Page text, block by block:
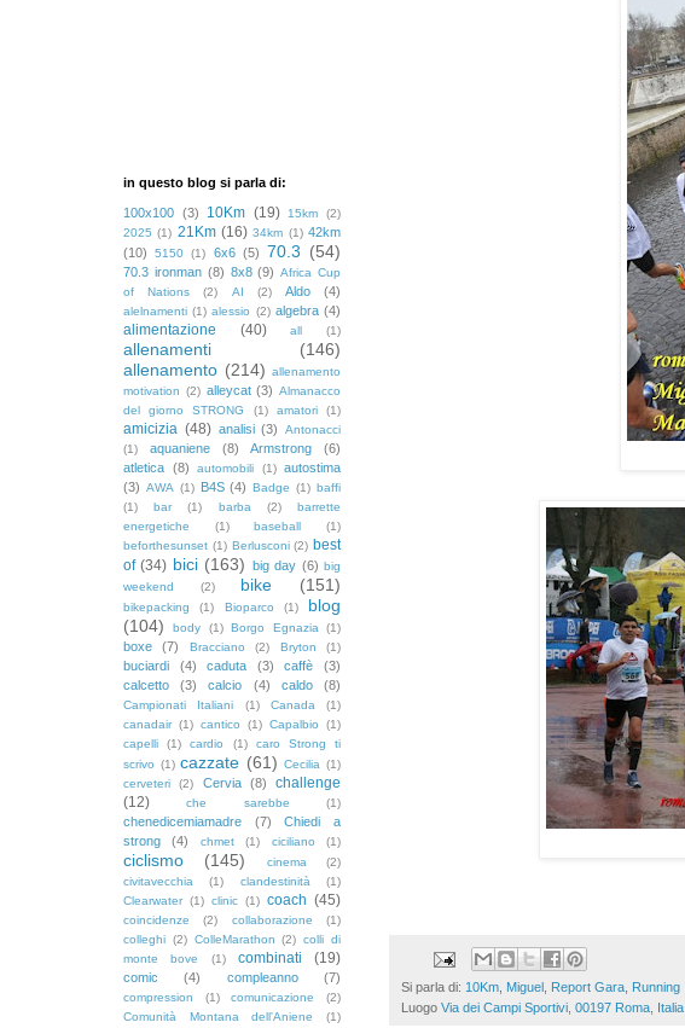
Si parla di: 10Km Miguel Report Gara
Running
Luogo Via dei Campi Sportivi, 00197 Roma, Italia
in questo blog si parla di:
100x100 (3) 10Km (19) 15km
(2)
2025 (1) 21Km (16) 34km (1) 42km
(10)
5150 (1) 6x6 (5) 70.3 (54)
70.3 ironman (8) 8x8 (9) Africa Cup
of Nations
(2) AI (2) Aldo (4)
alelnamenti (1) alessio (2) algebra (4)
alimentazione (40) all (1)
allenamenti
(146)
allenamento (214) allenamento
motivation (2) alleycat (3) Almanacco
del giorno STRONG
(1) amatori (1)
amicizia (48) analisi (3)
Antonacci
(1)
aquaniene (8) Armstrong
(6)
atletica (8) automobili (1) autostima
(3) AWA (1) B4S (4) Badge (1) baffi
(1)
bar (1) barba (2)
barrette
energetiche
(1) baseball
(1)
beforthesunset (1) Berlusconi (2) best
of (34) bici (163) big day (6) big
weekend
(2) bike (151)
bikepacking (1) Bioparco (1)
blog
(104)
body (1) Borgo Egnazia (1)
boxe (7) Bracciano (2) Bryton (1)
buciardi (4) caduta (3) caffè
(3)
calcetto
(3) calcio (4) caldo (8)
Campionati Italiani (1) Canada
(1)
canadair (1) cantico (1) Capalbio
(1)
capelli
(1) cardio (1)
caro Strong ti
scrivo (1) cazzate (61) Cecilia (1)
cerveteri
(2) Cervia (8)
challenge
(12)
che sarebbe (1)
chenedicemiamadre (7)
Chiedi a
strong
(4) chmet (1) ciciliano (1)
ciclismo (145) cinema
(2)
civitavecchia
(1) clandestinità
(1)
Clearwater (1) clinic (1) coach (45)
coincidenze (2) collaborazione
(1)
colleghi (2) ColleMarathon (2) colli di
monte bove
(1) combinati (19)
comic (4) compleanno (7)
compression (1) comunicazione
(2)
Comunità Montana dell'Aniene
(1)